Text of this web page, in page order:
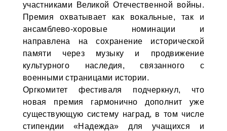
участниками Великой Отечественной войны.
Премия охватывает как вокальные, так и
ансамблево-хоровые номинации и
направлена на сохранение исторической
памяти через музыку и продвижение
культурного наследия, связанного с
военными страницами истории.
Оргкомитет фестиваля подчеркнул, что
новая премия гармонично дополнит уже
существующую систему наград, в том числе
стипендии «Надежда» для учащихся и